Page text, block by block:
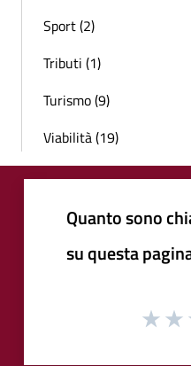
Sport (2)
Tributi (1)
Turismo (9)
Viabilità (19)
Quanto sono
su questa